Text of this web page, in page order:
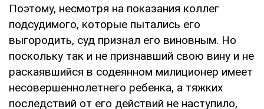
Поэтому, несмотря на показания коллег
подсудимого, которые пытались его
выгородить, суд признал его виновным. Но
поскольку так и не признавший свою вину и не
раскаявшийся в содеянном милиционер имеет
несовершеннолетнего ребенка, а тяжких
последствий от его действий не наступило,